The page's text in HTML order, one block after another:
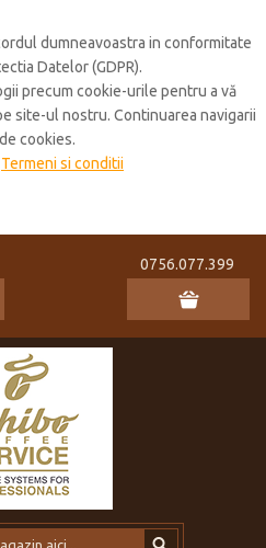
dumneavoastra in conformitate
Datelor (GDPR).
precum cookie-urile pentru a vă
site-ul nostru. Continuarea navigarii
cookies.
Termeni si conditii
0756.077.399